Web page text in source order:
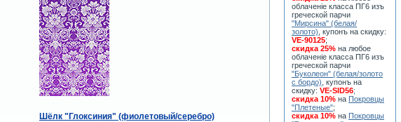
Шёлк "Глоксиния" (фиолетовый/серебро)
облаченiе класса ПГ6 изъ
греческой парчи
"Мирсина" (белая/
золото) , купонъ на скидку:
VE-90125;
скидка 25% на любое
облаченiе класса ПГ6 изъ
греческой парчи
"Буколеон" (белая/золото
с бордо) , купонъ на
скидку: VE-SID56;
скидка 10% на Покровцы
"Плетеные";
скидка 10% на Покровцы